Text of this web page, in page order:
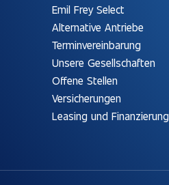
Emil Frey Select
Alternative Antriebe
Terminvereinbarung
Unsere Gesellschaften
Offene Stellen
Versicherungen
Leasing und Finanzierung